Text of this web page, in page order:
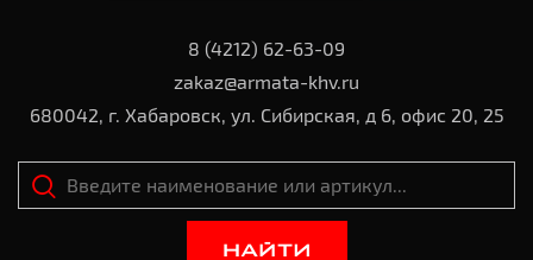
8 (4212) 62-63-09
zakaz@armata-khv.ru
680042, г. Хабаровск, ул. Сибирская, д 6, офис 20, 25
НАЙТИ